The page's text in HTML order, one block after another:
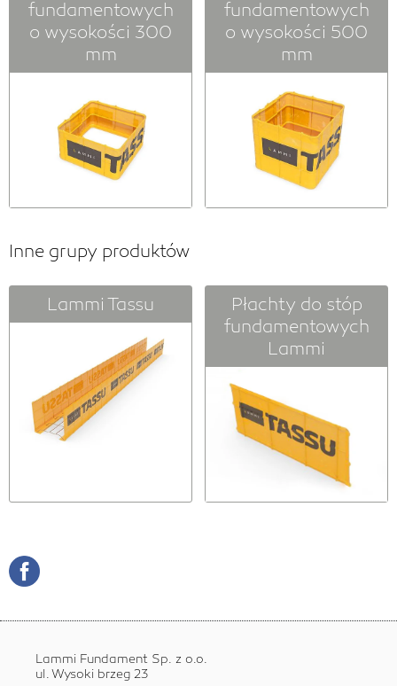
fundamentowych
o wysokości 300
mm
fundamentowych
o wysokości 500
mm
Inne grupy produktów
Lammi Tassu
Płachty do stóp
fundamentowych
Lammi
Lammi Fundament Sp. z o.o.
ul. Wysoki brzeg 23